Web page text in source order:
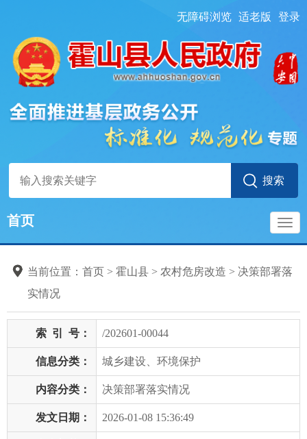
无障碍浏览 适老版 登录
首页
当前位置： 首页 > 霍山县 > 农村危房改造 > 决策部署落
实情况
索 引 号： /202601-00044
信息分类： 城乡建设、环境保护
内容分类： 决策部署落实情况
发文日期： 2026-01-08 15:36:49